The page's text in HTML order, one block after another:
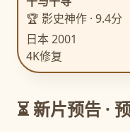
🏆 影史神作 · 9.4分
日本 2001
4K修复
⏳ 新片预告 ·